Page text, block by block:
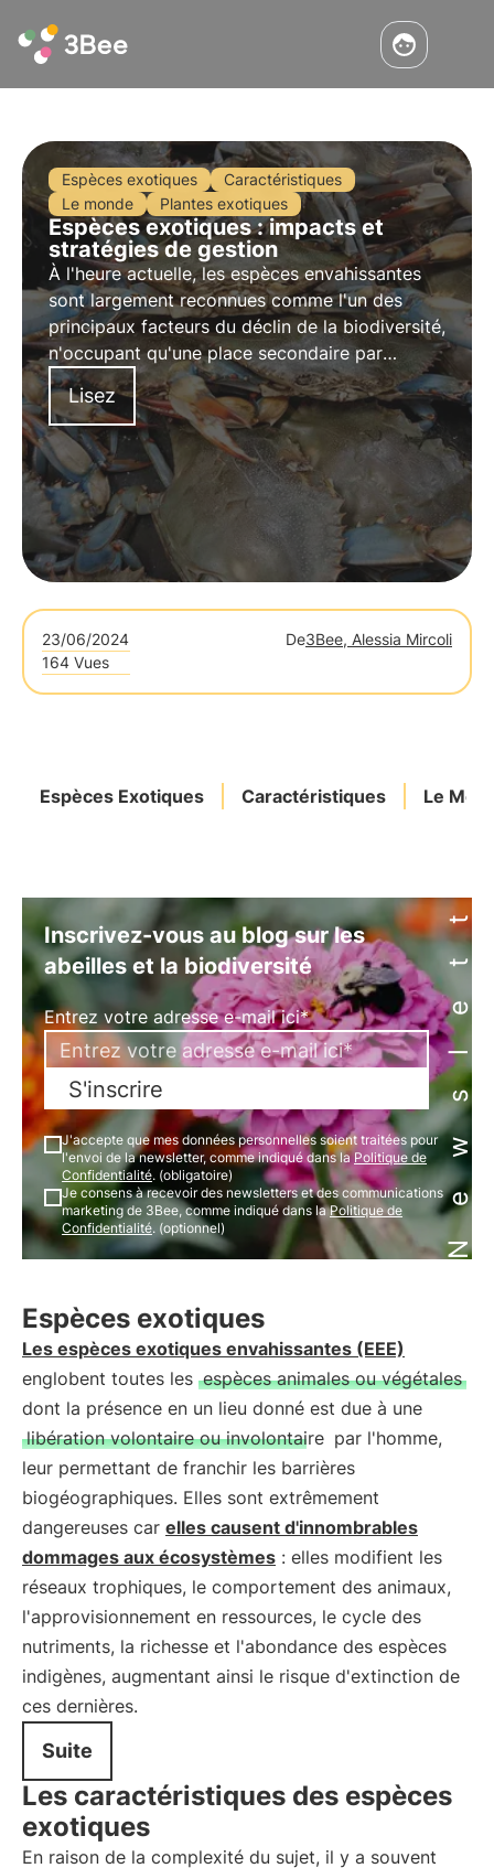
Espèces exotiques
Caractéristiques
Le monde
Plantes exotiques
Espèces exotiques : impacts et
stratégies de gestion
À l'heure actuelle, les espèces envahissantes
sont largement reconnues comme l'un des
principaux facteurs du déclin de la biodiversité,
n'occupant qu'une place secondaire par
rapport à la perte d'habitat. Mais qui sont-elles
et pourquoi sont-elles si nuisibles ?
Lisez
23/06/2024 De3Bee, Alessia Mircoli
164 Vues
Espèces Exotiques Caractéristiques LeNewsletter
Inscrivez-vous au blog sur les
abeilles et la biodiversité
Entrez votre adresse e-mail ici*
S'inscrire
J'accepte que mes données personnelles soient traitées pour
l'envoi de la newsletter, comme indiqué dans laPolitique de
Confidentialité. (obligatoire)
Je consens à recevoir des newsletters et des communications
marketing de 3Bee, comme indiqué dans laPolitique de
Confidentialité. (optionnel)
Espèces exotiques
Les espèces exotiques envahissantes (EEE)
englobent toutes les espèces animales ou végétales
dont la présence en un lieu donné est due à une
libération volontaire ou involontaire par l'homme,
leur permettant de franchir les barrières
biogéographiques. Elles sont extrêmement
dangereuses car elles causent d'innombrables
dommages aux écosystèmes : elles modifient les
réseaux trophiques, le comportement des animaux,
l'approvisionnement en ressources, le cycle des
nutriments, la richesse et l'abondance des espèces
indigènes, augmentant ainsi le risque d'extinction de
ces dernières.
Suite
Les caractéristiques des espèces
exotiques
En raison de la complexité du sujet, il y a souvent